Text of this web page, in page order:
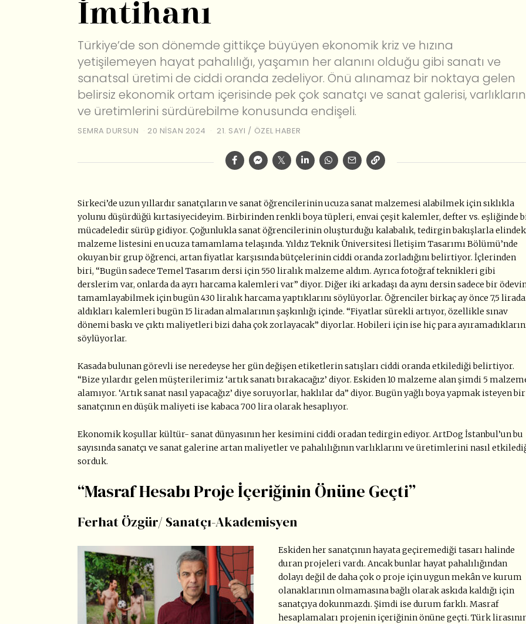
İmtihanı
Türkiye’de son dönemde gittikçe büyüyen ekonomik kriz ve hızına
yetişilemeyen hayat pahalılığı, yaşamın her alanını olduğu gibi sanatı ve
sanatsal üretimi de ciddi oranda zedeliyor. Önü alınamaz bir noktaya gelen
belirsiz ekonomik ortam içerisinde pek çok sanatçı ve sanat galerisi,
ve üretimlerini sürdürebilme konusunda endişeli.
SEMRA DURSUN 20 NISAN 2024 21. SAYI / ÖZEL HABER
Sirkeci’de uzun yıllardır sanatçıların ve sanat öğrencilerinin ucuza sanat malzemesi alabilmek için sıklıkla
yolunu düşürdüğü kırtasiyecideyim. Birbirinden renkli boya tüpleri, envai çeşit kalemler, defter vs. eşliğinde
mücadeledir sürüp gidiyor. Çoğunlukla sanat öğrencilerinin oluşturduğu kalabalık, tedirgin bakışlarla
malzeme listesini en ucuza tamamlama telaşında. Yıldız Teknik Üniversitesi İletişim Tasarımı Bölümü’nde
okuyan bir grup öğrenci, artan fiyatlar karşısında bütçelerinin ciddi oranda zorladığını belirtiyor. İçlerinden
biri, “Bugün sadece Temel Tasarım dersi için 550 liralık malzeme aldım. Ayrıca fotoğraf teknikleri gibi
derslerim var, onlarda da ayrı harcama kalemleri var” diyor. Diğer iki arkadaşı da aynı dersin sadece bir
tamamlayabilmek için bugün 430 liralık harcama yaptıklarını söylüyorlar. Öğrenciler birkaç ay önce 7,5
aldıkları kalemleri bugün 15 liradan almalarının şaşkınlığı içinde. “Fiyatlar sürekli artıyor, özellikle sınav
dönemi baskı ve çıktı maliyetleri bizi daha çok zorlayacak” diyorlar. Hobileri için ise hiç para
söylüyorlar.
Kasada bulunan görevli ise neredeyse her gün değişen etiketlerin satışları ciddi oranda etkilediği belirtiyor.
“Bize yılardır gelen müşterilerimiz ‘artık sanatı bırakacağız’ diyor. Eskiden 10 malzeme alan şimdi 5
alamıyor. ‘Artık sanat nasıl yapacağız’ diye soruyorlar, haklılar da” diyor. Bugün yağlı boya yapmak isteyen bir
sanatçının en düşük maliyeti ise kabaca 700 lira olarak hesaplıyor.
Ekonomik koşullar kültür- sanat dünyasının her kesimini ciddi oradan tedirgin ediyor. ArtDog İstanbul’un bu
sayısında sanatçı ve sanat galerine artan maliyetler ve pahalılığının varlıklarını ve üretimlerini nasıl
sorduk.
“Masraf Hesabı Proje İçeriğinin Önüne Geçti”
Ferhat Özgür/ Sanatçı-Akademisyen
Eskiden her sanatçının hayata geçiremediği tasarı halinde
duran projeleri vardı. Ancak bunlar hayat pahalılığından
dolayı değil de daha çok o proje için uygun mekân ve kurum
olanaklarının olmamasına bağlı olarak askıda kaldığı için
sanatçıya dokunmazdı. Şimdi ise durum farklı. Masraf
hesaplamaları projenin içeriğinin önüne geçti. Türk